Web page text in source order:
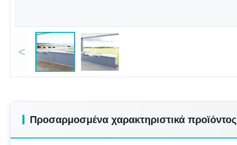
<
Προσαρμοσμένα χαρακτηριστικά προϊόντος